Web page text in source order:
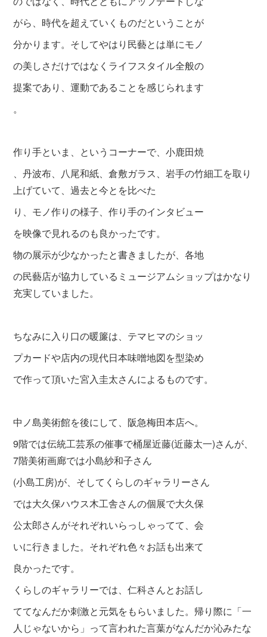
がら、時代を超えていくものだということが
分かります。そしてやはり民藝とは単にモノ
の美しさだけではなくライフスタイル全般の
提案であり、運動であることを感じられます
。
作り手といま、というコーナーで、小鹿田焼
、丹波布、八尾和紙、倉敷ガラス、岩手の竹細工を取り
上げていて、過去と今とを比べた
り、モノ作りの様子、作り手のインタビュー
を映像で見れるのも良かったです。
物の展示が少なかったと書きましたが、各地
の民藝店が協力しているミュージアムショップはかなり
充実していました。
ちなみに入り口の暖簾は、テマヒマのショッ
プカードや店内の現代日本味噌地図を型染め
で作って頂いた宮入圭太さんによるものです。
中ノ島美術館を後にして、阪急梅田本店へ。
9階では伝統工芸系の催事で桶屋近藤(近藤太一)さんが、
7階美術画廊では小島紗和子さん
(小島工房)が、そしてくらしのギャラリーさん
では大久保ハウス木工舎さんの個展で大久保
公太郎さんがそれぞれいらっしゃってて、会
いに行きました。それぞれ色々お話も出来て
良かったです。
くらしのギャラリーでは、仁科さんとお話し
ててなんだか刺激と元気をもらいました。帰り際に「一
人じゃないから」って言われた言葉がなんだか沁みたな